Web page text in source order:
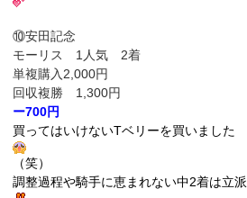
⑩安田記念
モーリス 1人気 2着
単複購入2,000円
回収複勝 1,300円
ー700円
買ってはいけないTベリーを買いました
（笑）
調整過程や騎手に恵まれない中2着は立派